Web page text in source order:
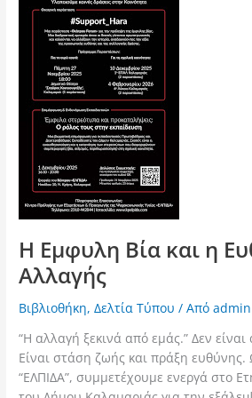
Η Εμφυλη Βία και η
Αλλαγής
Βιβλιοθήκη,Δελτία Τύπου / Απόadmin
“Η αλλαγή ξεκινά από εμάς.” Δεν
Είναι στάση ζωής και πράξη
“ΕΛΠΙΔΑ”, συμμετέχουμε ενεργά στο